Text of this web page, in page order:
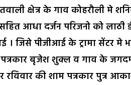
क्षेत्र के गाव कोहरौली मे
आधा दर्जन परिजनो को
। जिसे पीजीआई के ट्रामा सेंटर मे
पत्रकार बृजेश शुक्ल व गाव के
रविवार की शाम पत्रकार पुत्र